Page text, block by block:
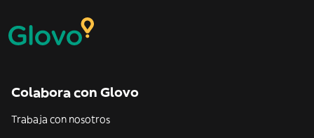
Colabora con Glovo
Trabaja con nosotros